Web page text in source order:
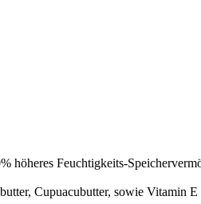
Feuchtigkeits-
Cupuacubutter, sowie Vitamin